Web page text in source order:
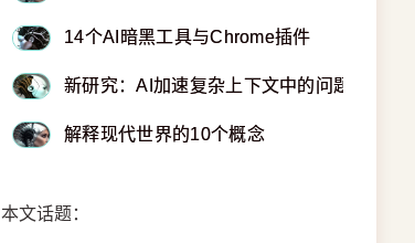
14个AI暗黑工具与Chrome插件
新研究：AI加速复杂上下文中的问题解决
解释现代世界的10个概念
本文话题：